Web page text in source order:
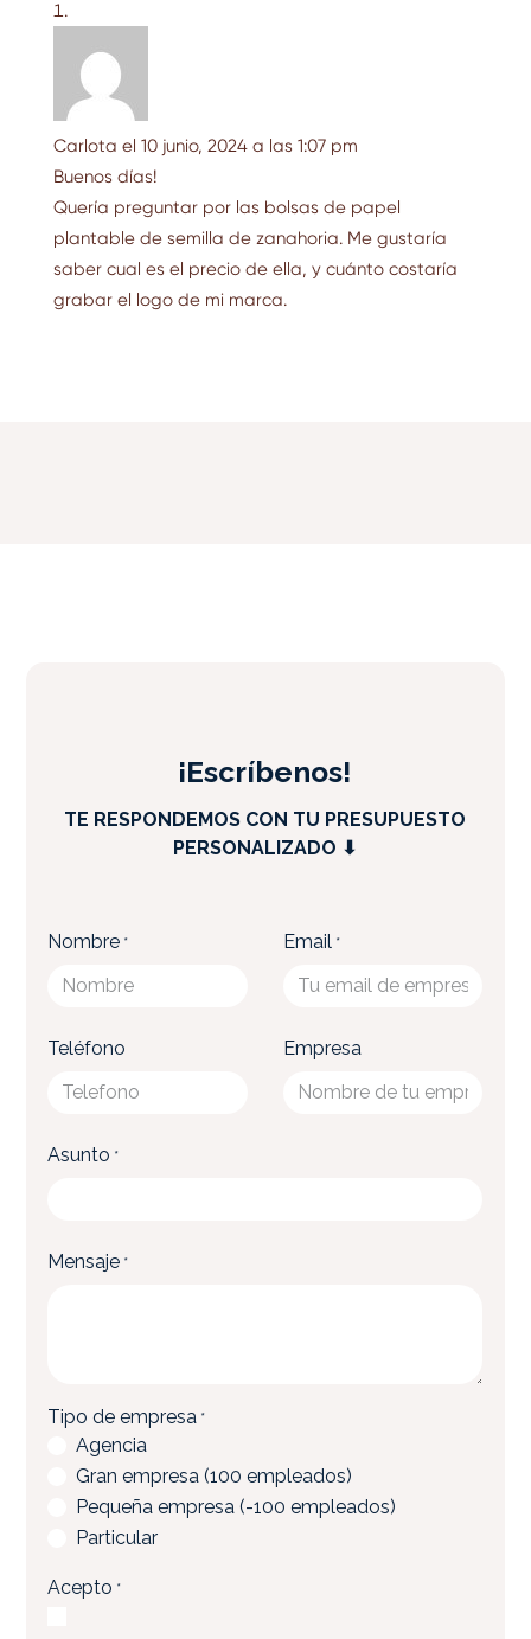
Carlota el 10 junio, 2024 a las 1:07 pm
Buenos días!
Quería preguntar por las bolsas de papel
plantable de semilla de zanahoria. Me gustaría
saber cual es el precio de ella, y cuánto costaría
grabar el logo de mi marca.